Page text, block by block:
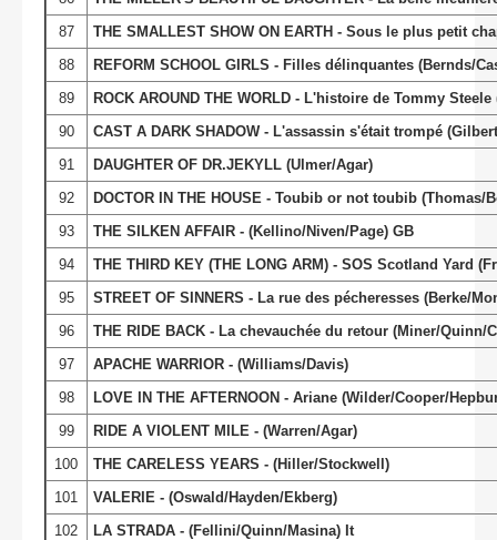
87
THE SMALLEST SHOW ON EARTH - Sous le plus petit
88
REFORM SCHOOL GIRLS - Filles délinquantes (Bernds/
89
ROCK AROUND THE WORLD - L'histoire de Tommy
90
CAST A DARK SHADOW - L'assassin s'était trompé
91
DAUGHTER OF DR.JEKYLL (Ulmer/Agar)
92
DOCTOR IN THE HOUSE - Toubib or not toubib (Thomas/
93
THE SILKEN AFFAIR - (Kellino/Niven/Page) GB
94
THE THIRD KEY (THE LONG ARM) - SOS Scotland Yard
95
STREET OF SINNERS - La rue des pécheresses (Berke/
96
THE RIDE BACK - La chevauchée du retour (Miner/Quinn/
97
APACHE WARRIOR - (Williams/Davis)
98
LOVE IN THE AFTERNOON - Ariane (Wilder/Cooper/
99
RIDE A VIOLENT MILE - (Warren/Agar)
100
THE CARELESS YEARS - (Hiller/Stockwell)
101
VALERIE - (Oswald/Hayden/Ekberg)
102
LA STRADA- (Fellini/Quinn/Masina) It